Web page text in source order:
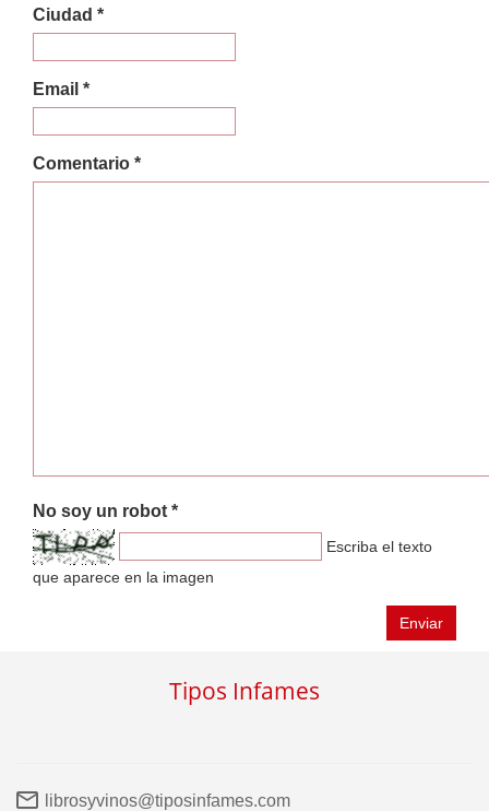
Ciudad *
Email *
Comentario *
No soy un robot *
Escriba el texto
que aparece en la imagen
Enviar
Tipos Infames
librosyvinos@tiposinfames.com